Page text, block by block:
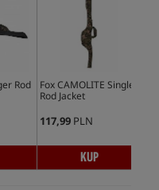
Rod
Fox CAMOLITE Single
Rod Jacket
117,99 PLN
KUP